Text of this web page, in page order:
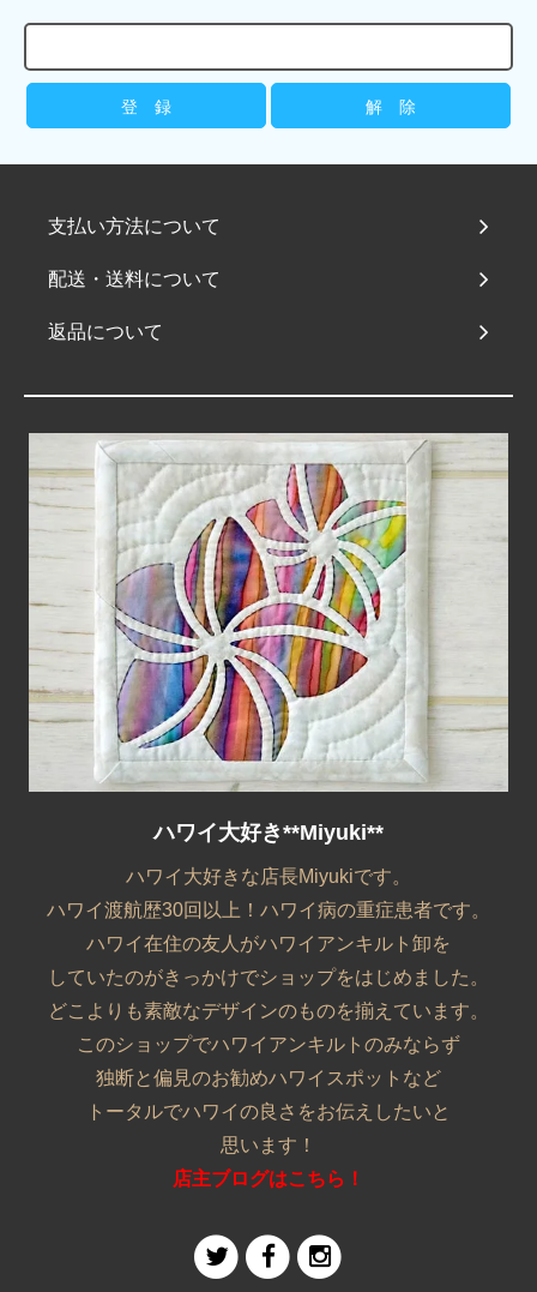
支払い方法について
配送・送料について
返品について
ハワイ大好き**Miyuki**
ハワイ大好きな店長Miyukiです。
ハワイ渡航歴30回以上！ハワイ病の重症患者です。
ハワイ在住の友人がハワイアンキルト卸を
していたのがきっかけでショップをはじめました。
どこよりも素敵なデザインのものを揃えています。
このショップでハワイアンキルトのみならず
独断と偏見のお勧めハワイスポットなど
トータルでハワイの良さをお伝えしたいと
思います！
店主ブログはこちら！